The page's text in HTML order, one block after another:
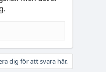
dig för att svara här.